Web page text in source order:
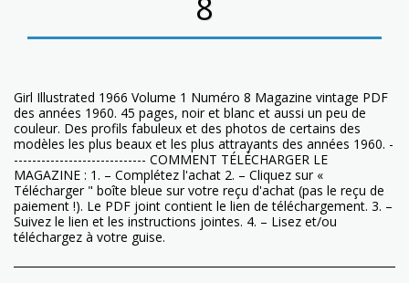
Girl Illustrated 1966 Volume 1 Numéro 8 Magazine vintage PDF
des années 1960. 45 pages, noir et blanc et aussi un peu de
couleur. Des profils fabuleux et des photos de certains des
modèles les plus beaux et les plus attrayants des années 1960. -
----------------------------- COMMENT TÉLÉCHARGER LE
MAGAZINE : 1. – Complétez l'achat 2. – Cliquez sur «
Télécharger " boîte bleue sur votre reçu d'achat (pas le reçu de
paiement !). Le PDF joint contient le lien de téléchargement. 3. –
Suivez le lien et les instructions jointes. 4. – Lisez et/ou
téléchargez à votre guise.